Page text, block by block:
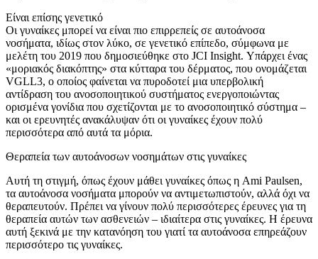
Είναι επίσης γενετικό
Οι γυναίκες μπορεί να είναι πιο επιρρεπείς σε αυτοάνοσα
νοσήματα, ιδίως στον λύκο, σε γενετικό επίπεδο, σύμφωνα με
μελέτη του 2019 που δημοσιεύθηκε στο JCI Insight. Υπάρχει ένας
«μοριακός διακόπτης» στα κύτταρα του δέρματος, που ονομάζεται
VGLL3, ο οποίος φαίνεται να πυροδοτεί μια υπερβολική
αντίδραση του ανοσοποιητικού συστήματος ενεργοποιώντας
ορισμένα γονίδια που σχετίζονται με το ανοσοποιητικό σύστημα –
και οι ερευνητές ανακάλυψαν ότι οι γυναίκες έχουν πολύ
περισσότερα από αυτά τα μόρια.
Θεραπεία των αυτοάνοσων νοσημάτων στις γυναίκες
Αυτή τη στιγμή, όπως έχουν μάθει γυναίκες όπως η Ami Paulsen,
τα αυτοάνοσα νοσήματα μπορούν να αντιμετωπιστούν, αλλά όχι να
θεραπευτούν. Πρέπει να γίνουν πολύ περισσότερες έρευνες για τη
θεραπεία αυτών των ασθενειών – ιδιαίτερα στις γυναίκες. Η έρευνα
αυτή ξεκινά με την κατανόηση του γιατί τα αυτοάνοσα επηρεάζουν
περισσότερο τις γυναίκες.